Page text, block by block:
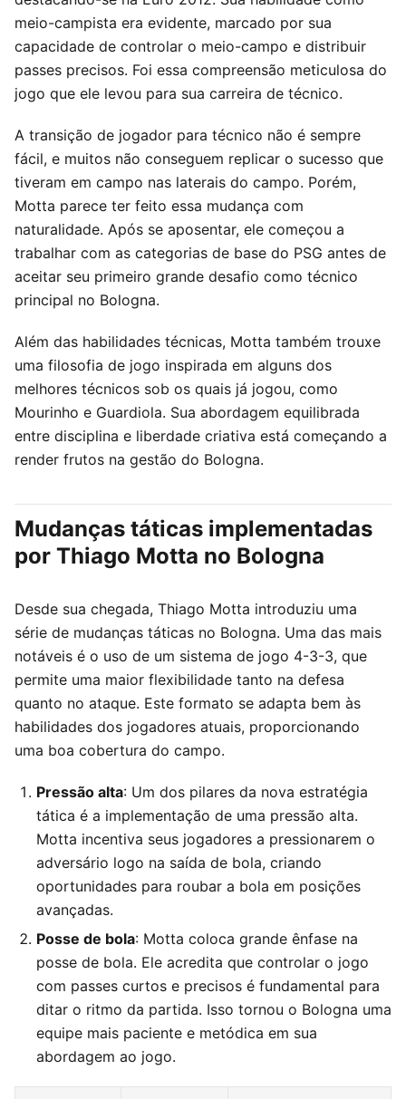
meio-campista era evidente, marcado por sua
capacidade de controlar o meio-campo e distribuir
passes precisos. Foi essa compreensão meticulosa do
jogo que ele levou para sua carreira de técnico.
A transição de jogador para técnico não é sempre
fácil, e muitos não conseguem replicar o sucesso que
tiveram em campo nas laterais do campo. Porém,
Motta parece ter feito essa mudança com
naturalidade. Após se aposentar, ele começou a
trabalhar com as categorias de base do PSG antes de
aceitar seu primeiro grande desafio como técnico
principal no Bologna.
Além das habilidades técnicas, Motta também trouxe
uma filosofia de jogo inspirada em alguns dos
melhores técnicos sob os quais já jogou, como
Mourinho e Guardiola. Sua abordagem equilibrada
entre disciplina e liberdade criativa está começando a
render frutos na gestão do Bologna.
Mudanças táticas implementadas
por Thiago Motta no Bologna
Desde sua chegada, Thiago Motta introduziu uma
série de mudanças táticas no Bologna. Uma das mais
notáveis é o uso de um sistema de jogo 4-3-3, que
permite uma maior flexibilidade tanto na defesa
quanto no ataque. Este formato se adapta bem às
habilidades dos jogadores atuais, proporcionando
uma boa cobertura do campo.
Pressão alta: Um dos pilares da nova estratégia
tática é a implementação de uma pressão alta.
Motta incentiva seus jogadores a pressionarem o
adversário logo na saída de bola, criando
oportunidades para roubar a bola em posições
avançadas.
Posse de bola: Motta coloca grande ênfase na
posse de bola. Ele acredita que controlar o jogo
com passes curtos e precisos é fundamental para
ditar o ritmo da partida. Isso tornou o Bologna uma
equipe mais paciente e metódica em sua
abordagem ao jogo.